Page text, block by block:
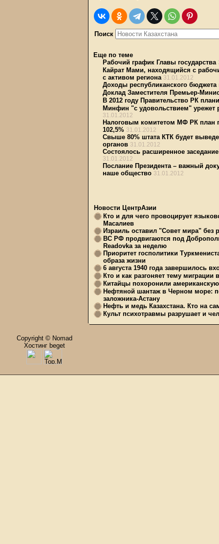
Поиск
Еще по теме
Рабочий график Главы государства
Кайрат Мами, находящийся с
с активом региона 31.01.2012
Доходы республиканского
Доклад Заместителя Премьер-
В 2012 году Правительство РК
Минфин "с удовольствием" урежет
31.01.2012
Налоговым комитетом МФ РК план
102,5% 31.01.2012
Свыше 80% штата КТК будет
органов 31.01.2012
Состоялось расширенное
31.01.2012
Послание Президента – важный
наше общество 31.01.2012
Новости ЦентрАзии
Кто и для чего провоцирует
Масалиев
Израиль оставил "Совет мира" без
ВС РФ продвигаются под
Readovka за неделю
Приоритет госполитики
образа жизни
6 августа 1940 года завершилось
Кто и как разгоняет тему миграции
Китайцы похоронили
Нефтяной шантаж в Черном море:
заложника-Астану
Нефть и медь Казахстана. Кто на
Культ психотравмы разрушает и
Copyright © Nomad
Хостинг beget